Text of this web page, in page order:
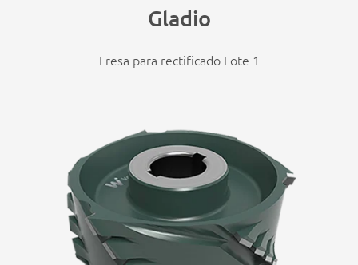
Gladio
Fresa para rectificado Lote 1